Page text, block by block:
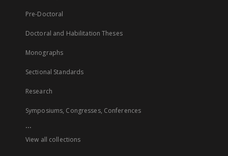
Pre-Doctoral
Doctoral and Habilitation Theses
Monographs
Sectional Standards
Research
Symposiums, Congresses, Conferences
...
View all collections